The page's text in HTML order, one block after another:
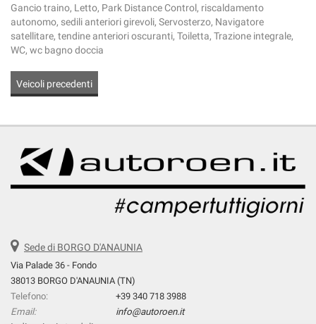
Gancio traino, Letto, Park Distance Control, riscaldamento
autonomo, sedili anteriori girevoli, Servosterzo, Navigatore
satellitare, tendine anteriori oscuranti, Toiletta, Trazione integrale,
WC, wc bagno doccia
Veicoli precedenti
Sede di BORGO D'ANAUNIA
Via Palade 36 - Fondo
38013 BORGO D'ANAUNIA (TN)
Telefono:
+39 340 718 3988
Email:
info@autoroen.it